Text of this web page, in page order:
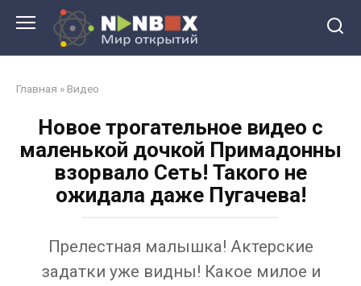
Главная » Видео
Новое трогательное видео с
маленькой дочкой Примадонны
взорвало Сеть! Такого не
ожидала даже Пугачева!
Прелестная малышка! Актерские
задатки уже видны! Какое милое и